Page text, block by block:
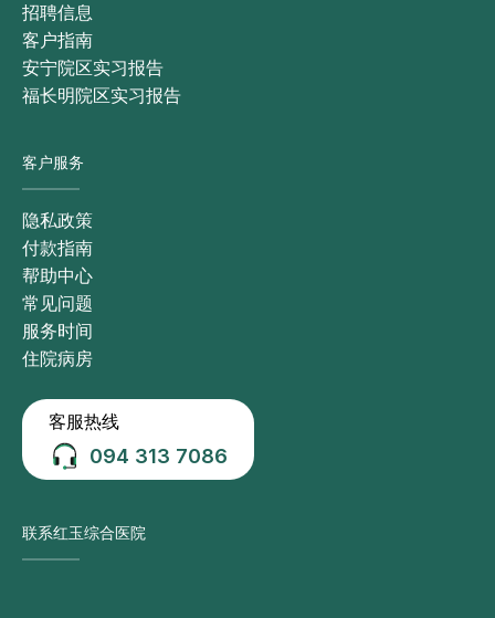
招聘信息
客户指南
安宁院区实习报告
福长明院区实习报告
客户服务
隐私政策
付款指南
帮助中心
常见问题
服务时间
住院病房
客服热线
094 313 7086
联系红玉综合医院